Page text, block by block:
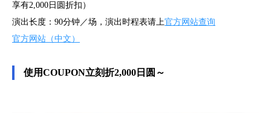
享有2,000日圆折扣）
演出长度：90分钟／场，演出时程表请上官方网站查询
官方网站（中文）
使用COUPON立刻折2,000日圆～